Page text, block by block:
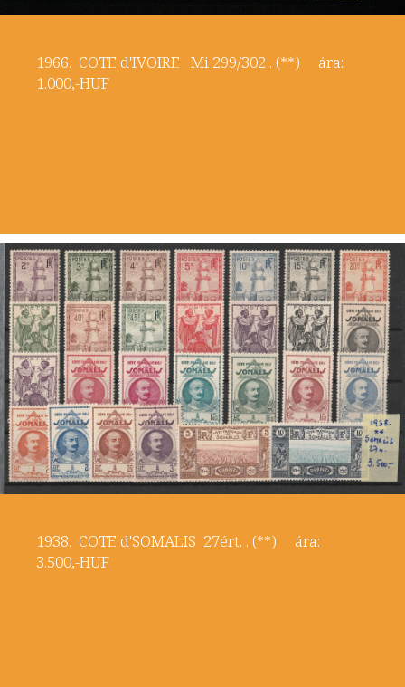
1966. COTE d'IVOIRE Mi 299/302 . (**) ára:
1.000,-HUF
1938. COTE d'SOMALIS 27ért. . (**) ára:
3.500,-HUF